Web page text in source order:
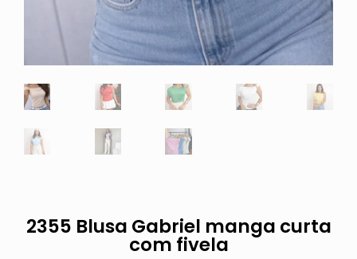
2355 Blusa Gabriel manga curta
com fivela